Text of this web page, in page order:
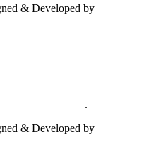
& Developed by
.
& Developed by